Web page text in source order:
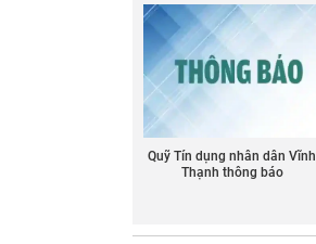
Quỹ Tín dụng nhân dân Vĩnh
Thạnh thông báo